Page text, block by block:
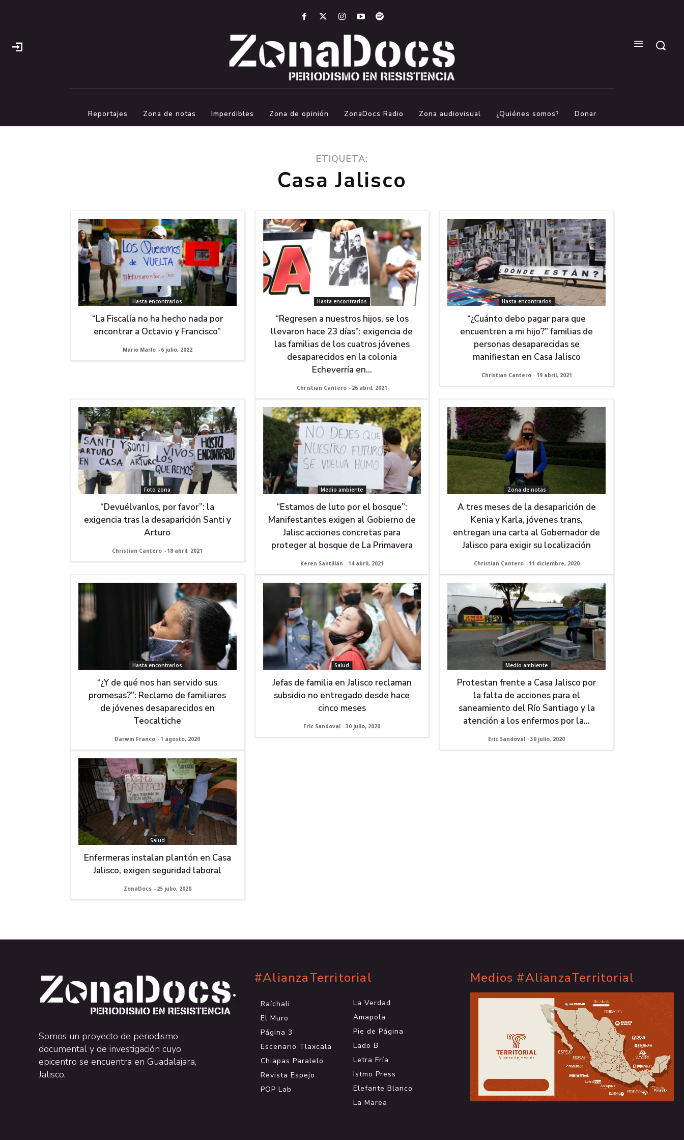
Reportajes Zona de notas Imperdibles Zona de opinión ZonaDocs Radio Zona audiovisual ¿Quiénes somos? Donar
ETIQUETA:
Casa Jalisco
Hasta encontrarlos
“La Fiscalía no ha hecho nada por
encontrar a Octavio y Francisco”
Mario Marlo - 6 julio, 2022
Hasta encontrarlos
“Regresen a nuestros hijos, se los
llevaron hace 23 días”: exigencia de
las familias de los cuatros jóvenes
desaparecidos en la colonia
Echeverría en...
Christian Cantero - 26 abril, 2021
Hasta encontrarlos
“¿Cuánto debo pagar para que
encuentren a mi hijo?” familias de
personas desaparecidas se
manifiestan en Casa Jalisco
Christian Cantero - 19 abril, 2021
Foto zona
“Devuélvanlos, por favor”: la
exigencia tras la desaparición Santi y
Arturo
Christian Cantero - 18 abril, 2021
Medio ambiente
“Estamos de luto por el bosque”:
Manifestantes exigen al Gobierno de
Jalisc acciones concretas para
proteger al bosque de La Primavera
Keren Santillán - 14 abril, 2021
Zona de notas
A tres meses de la desaparición de
Kenia y Karla, jóvenes trans,
entregan una carta al Gobernador de
Jalisco para exigir su localización
Christian Cantero - 11 diciembre, 2020
Hasta encontrarlos
“¿Y de qué nos han servido sus
promesas?”: Reclamo de familiares
de jóvenes desaparecidos en
Teocaltiche
Darwin Franco - 1 agosto, 2020
Salud
Jefas de familia en Jalisco reclaman
subsidio no entregado desde hace
cinco meses
Eric Sandoval -30 julio, 2020
Medio ambiente
Protestan frente a Casa Jalisco por
la falta de acciones para el
saneamiento del Río Santiago y la
atención a los enfermos por la...
Eric Sandoval -30 julio, 2020
Salud
Enfermeras instalan plantón en Casa
Jalisco, exigen seguridad laboral
ZonaDocs - 25 julio, 2020
.
.
Somos un proyecto de periodismo
documental y de investigación cuyo
epicentro se encuentra en Guadalajara,
Jalisco.
#AlianzaTerritorial
Raíchali
El Muro
Página 3
Escenario Tlaxcala
Chiapas Paralelo
Revista Espejo
POP Lab
.
La Verdad
Amapola
Pie de Página
Lado B
Letra Fría
Istmo Press
Elefante Blanco
La Marea
Medios #AlianzaTerritorial